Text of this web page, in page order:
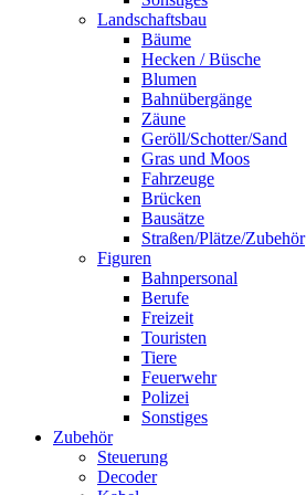
Landschaftsbau
Bäume
Hecken / Büsche
Blumen
Bahnübergänge
Zäune
Geröll/Schotter/Sand
Gras und Moos
Fahrzeuge
Brücken
Bausätze
Straßen/Plätze/Zubehör
Figuren
Bahnpersonal
Berufe
Freizeit
Touristen
Tiere
Feuerwehr
Polizei
Sonstiges
Zubehör
Steuerung
Decoder